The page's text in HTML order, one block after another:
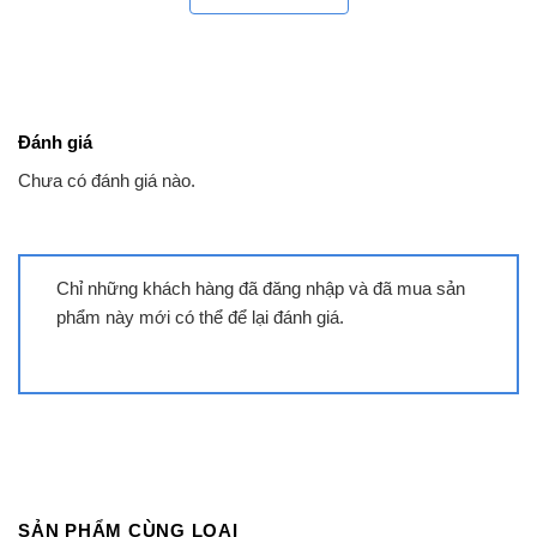
Công Nghệ QLED+: Cung cấp chất lượng hình ảnh
sắc nét và màu sắc chân thực với độ tương phản
Công Nghệ Hình Ảnh HDR10+ và Dolby Vision
HDR10+: Tối ưu hóa ánh sáng và độ tương phản,
mắt khỏi sự mệt mỏi khi xem tivi trong thời gian
Đánh giá
Chưa có đánh giá nào.
Chỉ những khách hàng đã đăng nhập và đã mua sản
phẩm này mới có thể để lại đánh giá.
SẢN PHẨM CÙNG LOẠI